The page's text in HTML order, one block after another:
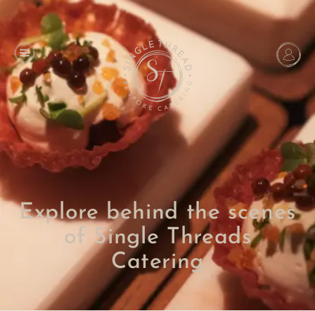
Explore behind the scenes
of Single Threads
Catering